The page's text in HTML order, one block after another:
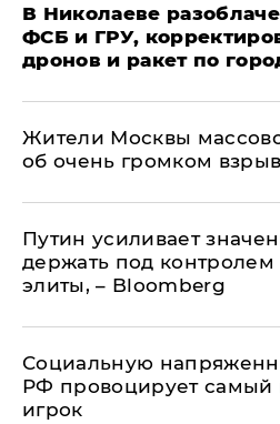
В Николаеве
ФСБ и ГРУ,
дронов и ракет по
Жители Москвы
об очень громком
Путин усиливает
держать под
элиты, – Bloomberg
Социальную
РФ провоцирует
игрок